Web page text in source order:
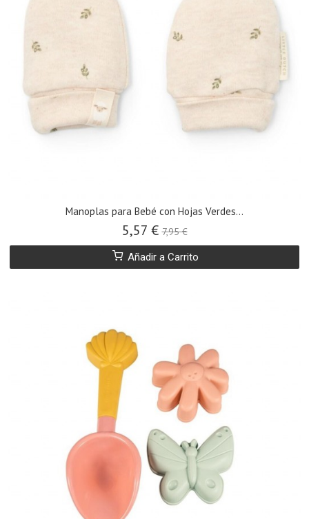
Manoplas para Bebé con Hojas Verdes...
5,57 €7,95 €
Añadir a Carrito